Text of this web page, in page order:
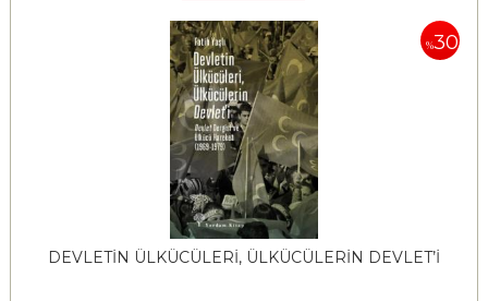
%30
DEVLETİN ÜLKÜCÜLERİ, ÜLKÜCÜLERİN DEVLET’İ